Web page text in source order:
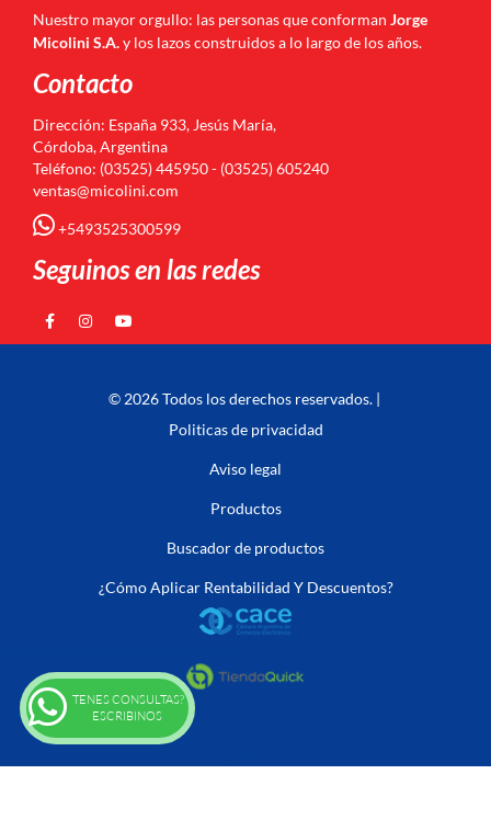
Nuestro mayor orgullo: las personas que conforman Jorge
Micolini S.A.y los lazos construidos a lo largo de los años.
Contacto
Dirección: España 933, Jesús María,
Córdoba, Argentina
Teléfono: (03525) 445950 - (03525) 605240
ventas@micolini.com
+5493525300599
Seguinos en las redes
© 2026 Todos los derechos reservados. |
Politicas de privacidad
Aviso legal
Productos
Buscador de productos
¿Cómo Aplicar Rentabilidad Y Descuentos?
TENES CONSULTAS?
ESCRIBINOS